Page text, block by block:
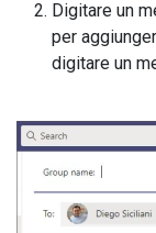
Digitare un
per
digitare un